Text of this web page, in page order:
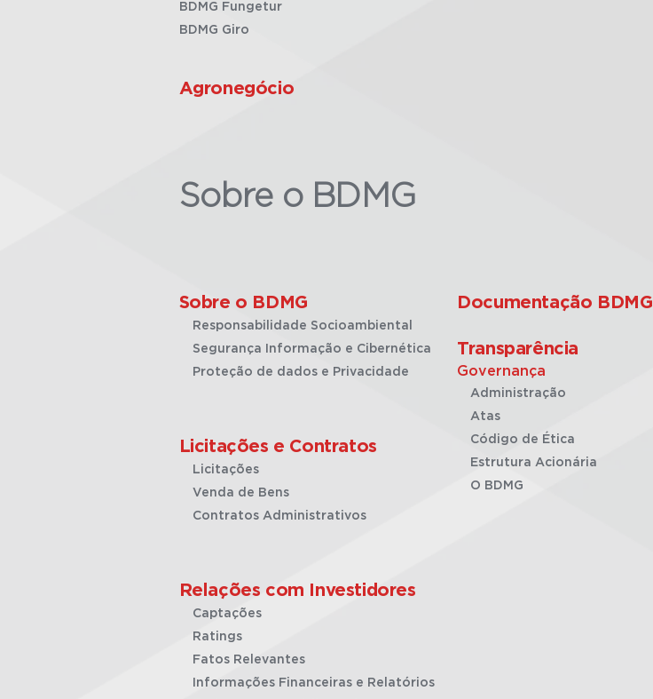
BDMG Fungetur
BDMG Giro
Agronegócio
Sobre o BDMG
Sobre o BDMG
Responsabilidade Socioambiental
Segurança Informação e Cibernética
Proteção de dados e Privacidade
Licitações e Contratos
Licitações
Venda de Bens
Contratos Administrativos
Relações com Investidores
Captações
Ratings
Fatos Relevantes
Informações Financeiras e Relatórios
Documentação BDMG
Transparência
Governança
Administração
Atas
Código de Ética
Estrutura Acionária
O BDMG